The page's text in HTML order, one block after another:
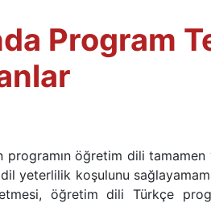
Program
öğretim dili tamamen
yeterlilik koşulunu
öğretim dili Türkçe